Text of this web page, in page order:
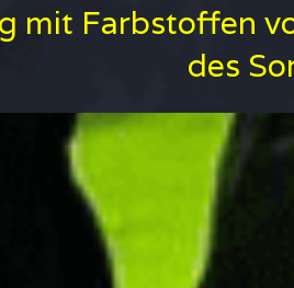
mit Farbstoffen
des